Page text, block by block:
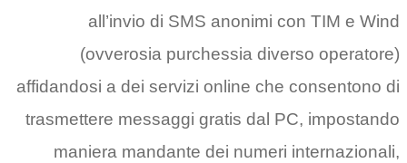
all’invio di SMS
(ovverosia purchessia
affidandosi a dei servizi online
trasmettere messaggi gratis
maniera mandante dei